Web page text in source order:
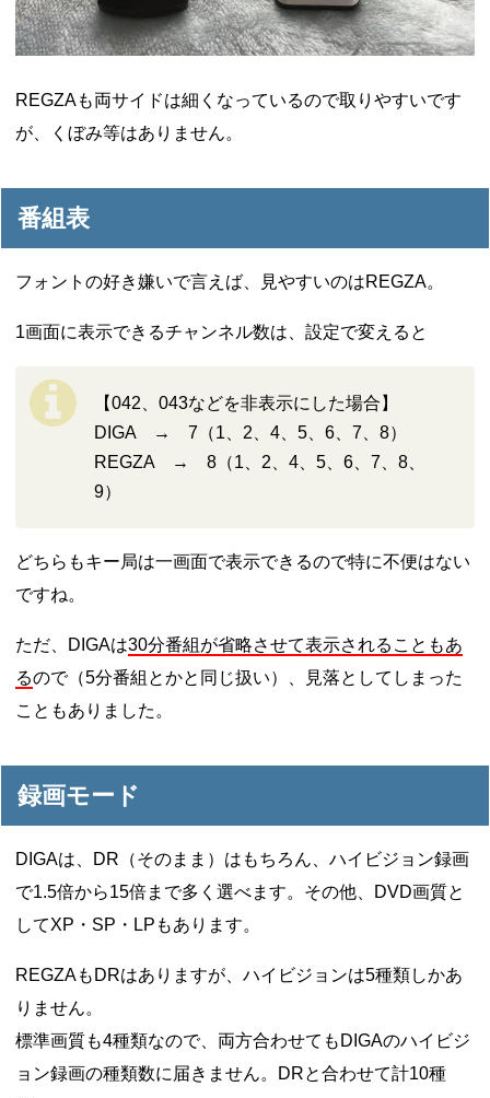
REGZAも両サイドは細くなっているので取りやすいです
が、くぼみ等はありません。
番組表
フォントの好き嫌いで言えば、見やすいのはREGZA。
1画面に表示できるチャンネル数は、設定で変えると
【042、043などを非表示にした場合】
DIGA → 7（1、2、4、5、6、7、8）
REGZA → 8（1、2、4、5、6、7、8、
9）
どちらもキー局は一画面で表示できるので特に不便はない
ですね。
ただ、DIGAは30分番組が省略させて表示されることもあ
るので（5分番組とかと同じ扱い）、見落としてしまった
こともありました。
録画モード
DIGAは、DR（そのまま）はもちろん、ハイビジョン録画
で1.5倍から15倍まで多く選べます。その他、DVD画質と
してXP・SP・LPもあります。
REGZAもDRはありますが、ハイビジョンは5種類しかあ
りません。
標準画質も4種類なので、両方合わせてもDIGAのハイビジ
ョン録画の種類数に届きません。DRと合わせて計10種